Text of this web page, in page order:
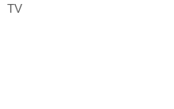
TV